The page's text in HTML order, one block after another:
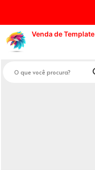
Venda de Template